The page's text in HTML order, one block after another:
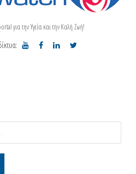
για την Υγεία και την Καλή Ζωή!